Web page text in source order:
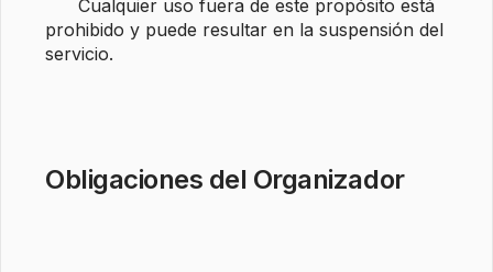
prohibido y puede resultar en la suspensión del
servicio.
Obligaciones del Organizador